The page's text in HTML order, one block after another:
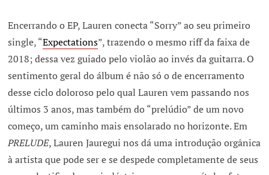
Encerrando o EP, Lauren conecta “Sorry” ao seu primeiro
single, “Expectations”, trazendo o mesmo riff da faixa de
2018; dessa vez guiado pelo violão ao invés da guitarra. O
sentimento geral do álbum é não só o de encerramento
desse ciclo doloroso pelo qual Lauren vem passando nos
últimos 3 anos, mas também do “prelúdio” de um novo
começo, um caminho mais ensolarado no horizonte. Em
PRELUDE, Lauren Jauregui nos dá uma introdução orgânica
à artista que pode ser e se despede completamente de seus